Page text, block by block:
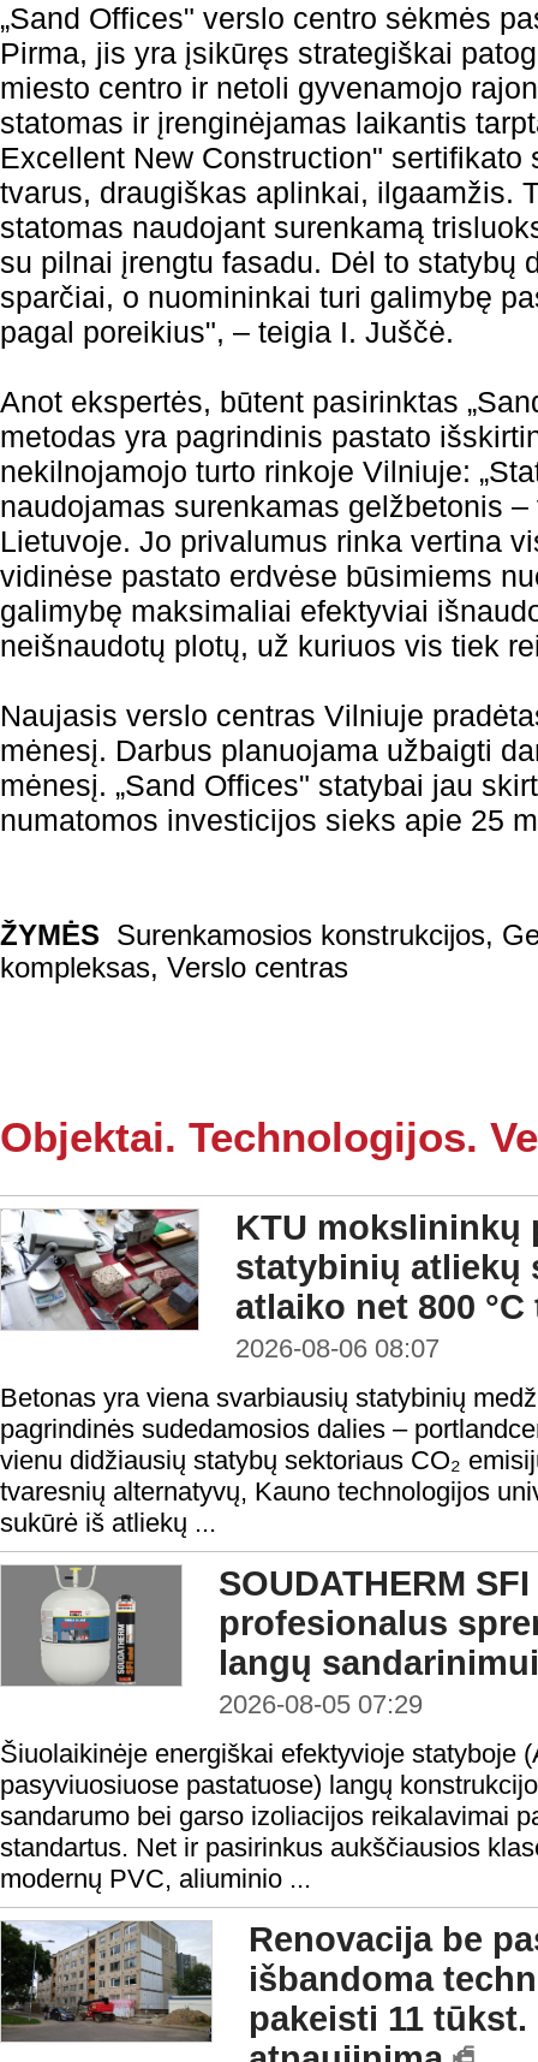
„Sand Offices" verslo centro sėkmės
Pirma, jis yra įsikūręs strategiškai
miesto centro ir netoli gyvenamojo
statomas ir įrenginėjamas laikantis
Excellent New Construction" sertifikato
tvarus, draugiškas aplinkai, ilgaamžis.
statomas naudojant surenkamą
su pilnai įrengtu fasadu. Dėl to statybų
sparčiai, o nuomininkai turi galimybę
pagal poreikius", – teigia I. Juščė.
Anot ekspertės, būtent pasirinktas
metodas yra pagrindinis pastato
nekilnojamojo turto rinkoje Vilniuje:
naudojamas surenkamas gelžbetonis
Lietuvoje. Jo privalumus rinka vertina
vidinėse pastato erdvėse būsimiems
galimybę maksimaliai efektyviai
neišnaudotų plotų, už kuriuos vis tiek
Naujasis verslo centras Vilniuje
mėnesį. Darbus planuojama užbaigti
mėnesį. „Sand Offices" statybai jau
numatomos investicijos sieks apie 25
ŽYMĖS Surenkamosios konstrukcijos,
kompleksas, Verslo centras
Objektai. Technologijos.
KTU mokslininkų
statybinių atliekų
atlaiko net 800
2026-08-06 08:07
Betonas yra viena svarbiausių statybinių
pagrindinės sudedamosios dalies –
vienu didžiausių statybų sektoriaus CO₂
tvaresnių alternatyvų, Kauno technologijos
sukūrė iš atliekų ...
SOUDATHERM
profesionalus
langų
2026-08-05 07:29
Šiuolaikinėje energiškai efektyvioje statyboje
pasyviuosiuose pastatuose) langų
sandarumo bei garso izoliacijos reikalavimai
standartus. Net ir pasirinkus aukščiausios
modernų PVC, aliuminio ...
Renovacija be
išbandoma
pakeisti 11